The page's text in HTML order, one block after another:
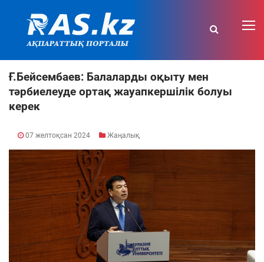
Ғ.Бейсембаев: Балаларды оқыту мен
тәрбиелеуде ортақ жауапкершілік болуы
керек
07 желтоқсан 2024 Жаңалық